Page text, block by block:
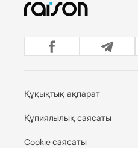
Құқықтық ақпарат
Құпиялылық саясаты
Cookie саясаты